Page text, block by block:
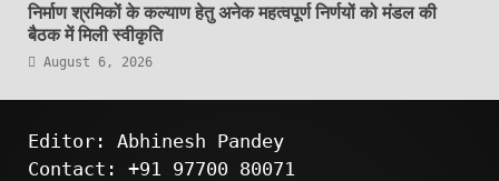
निर्माण श्रमिकों के कल्याण हेतु अनेक महत्वपूर्ण निर्णयों को मंडल की
बैठक में मिली स्वीकृति
August 6, 2026
Editor: Abhinesh Pandey
Contact: +91 97700 80071